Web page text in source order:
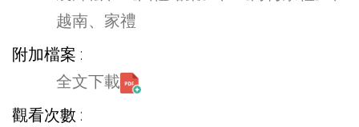
越南、家禮
附加檔案
全文下載
觀看次數